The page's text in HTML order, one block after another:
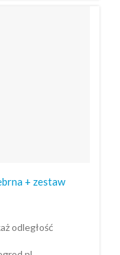
+ zestaw
odległość